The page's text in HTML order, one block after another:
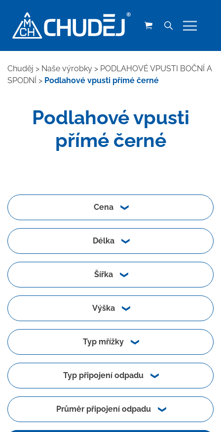
Chuděj > Naše výrobky > PODLAHOVÉ VPUSTI BOČNÍ A
SPODNÍ > Podlahové vpusti přímé černé
Podlahové vpusti
přímé černé
Cena
Délka
Šířka
Výška
Typ mřížky
Typ připojení odpadu
Průměr připojení odpadu